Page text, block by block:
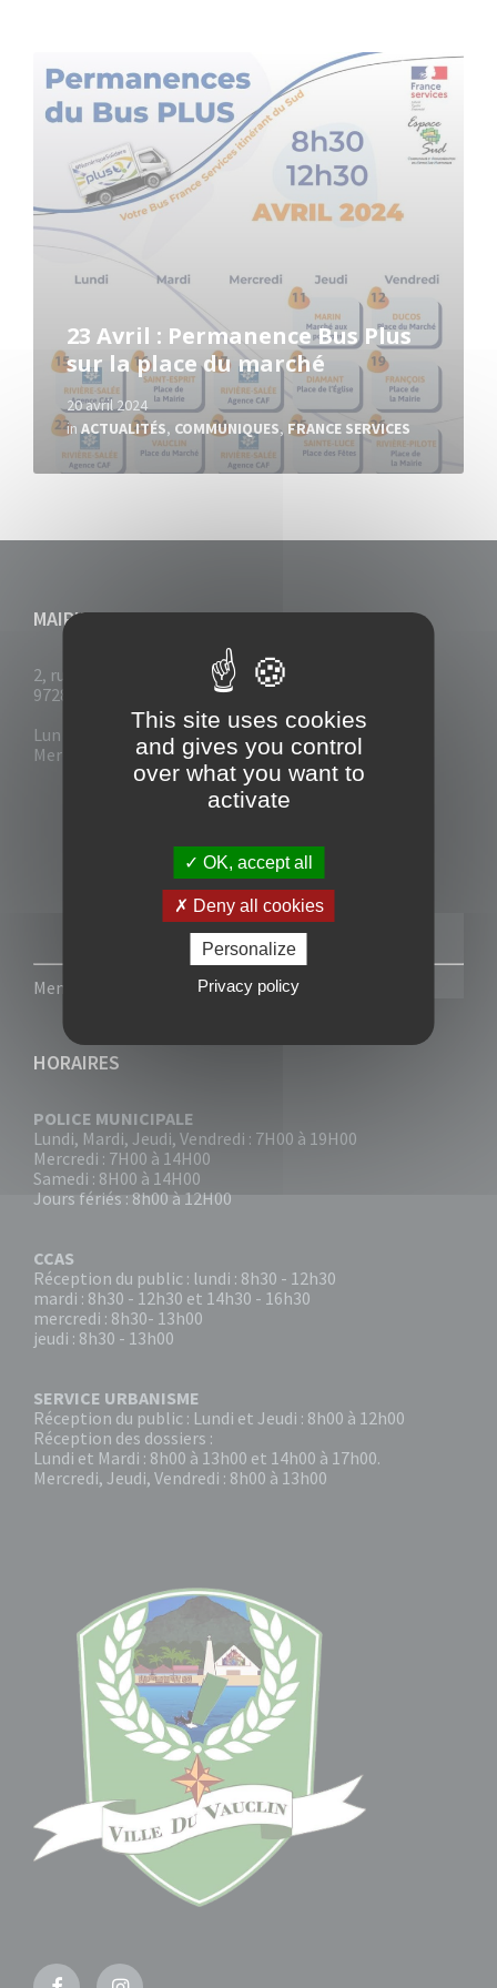
23 Avril : Permanence Bus Plus
sur la place du marché
20 avril 2024
inACTUALITÉS, COMMUNIQUES, FRANCE SERVICES
More
MAIRIE DU VAUCLIN
2, rue Collignon
97280 Le Vauclin
Lun - Mar : 7h30- 13h & 14h-17h
Mer-Jeu-Vend : 7h30 - 13h30
Mentions légales Politique de confidentialité
HORAIRES
POLICE MUNICIPALE
Lundi, Mardi, Jeudi, Vendredi : 7H00 à 19H00
Mercredi : 7H00 à 14H00
Samedi : 8H00 à 14H00
Jours fériés : 8h00 à 12H00
CCAS
Réception du public : lundi : 8h30 - 12h30
mardi : 8h30 - 12h30 et 14h30 - 16h30
mercredi : 8h30- 13h00
jeudi : 8h30 - 13h00
SERVICE URBANISME
Réception du public : Lundi et Jeudi : 8h00 à 12h00
Réception des dossiers :
Lundi et Mardi : 8h00 à 13h00 et 14h00 à 17h00.
Mercredi, Jeudi, Vendredi : 8h00 à 13h00
This site uses cookies
and gives you control
over what you want to
activate
OK, accept all
Deny all cookies
Personalize
Privacy policy